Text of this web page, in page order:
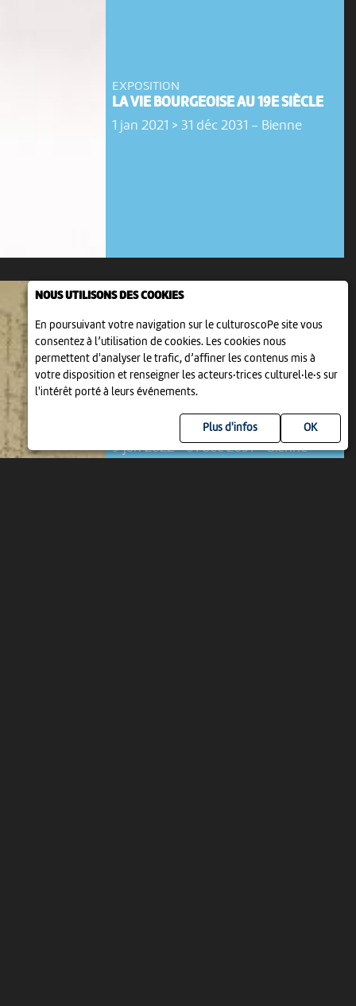
NOUS UTILISONS DES COOKIES
En poursuivant votre navigation sur le culturoscoPe site vous
consentez à l’utilisation de cookies. Les cookies nous
permettent d'analyser le trafic, d’affiner les contenus mis à
votre disposition et renseigner les acteurs·trices culturel·le·s sur
l'intérêt porté à leurs événements.
Plus d'infos
EXPOSITION
LA VIE BOURGEOISE AU 19E SIÈCLE
1 jan 2021 > 31 déc 2031 - Bienne
LES LETTRES DE ROBERT WALSER
9 jan 2022 > 31 déc 2031-Bienne